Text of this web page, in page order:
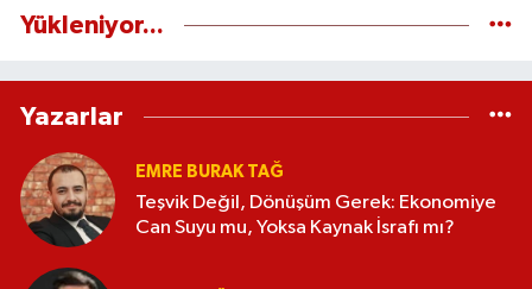
Yükleniyor...
Yazarlar
EMRE BURAK TAĞ
Teşvik Değil, Dönüşüm Gerek: Ekonomiye
Can Suyu mu, Yoksa Kaynak İsrafı mı?